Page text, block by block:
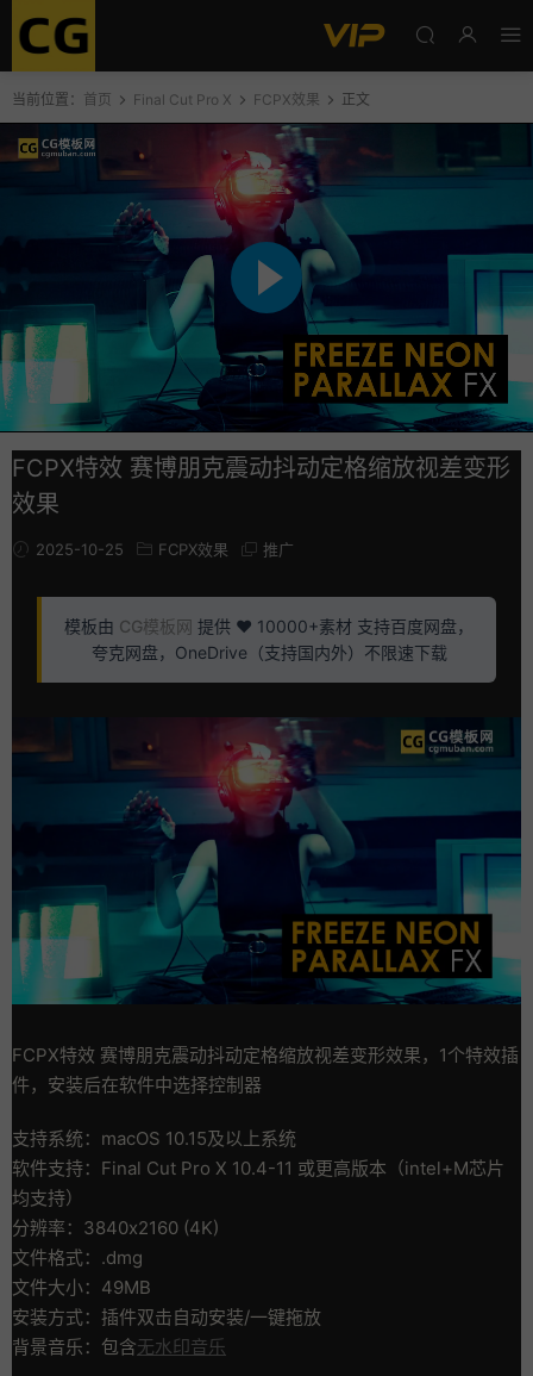
当前位置： 首页 Final Cut Pro X FCPX效果 正文
FCPX特效 赛博朋克震动抖动定格缩放视差变形
效果
2025-10-25 FCPX效果 推广
模板由 CG模板网 提供 ❤️ 10000+素材 支持百度网盘，
夸克网盘，OneDrive（支持国内外）不限速下载
FCPX特效 赛博朋克震动抖动定格缩放视差变形效果，1个特效插
件，安装后在软件中选择控制器
支持系统：macOS 10.15及以上系统
软件支持：Final Cut Pro X 10.4-11 或更高版本（intel+M芯片
均支持）
分辨率：3840x2160 (4K)
文件格式：.dmg
文件大小：49MB
安装方式：插件双击自动安装/一键拖放
背景音乐：包含无水印音乐